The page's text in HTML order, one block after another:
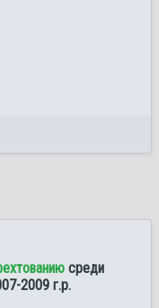
среди
2009 г.р.